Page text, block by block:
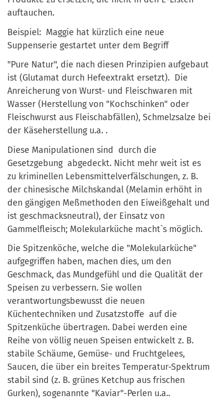
auftauchen.
Beispiel: Maggie hat kürzlich eine neue
Suppenserie gestartet unter dem Begriff
"Pure Natur", die nach diesen Prinzipien aufgebaut
ist (Glutamat durch Hefeextrakt ersetzt). Die
Anreicherung von Wurst- und Fleischwaren mit
Wasser (Herstellung von "Kochschinken" oder
Fleischwurst aus Fleischabfällen), Schmelzsalze bei
der Käseherstellung u.a. .
Diese Manipulationen sind durch die
Gesetzgebung abgedeckt. Nicht mehr weit ist es
zu kriminellen Lebensmittelverfälschungen, z. B.
der chinesische Milchskandal (Melamin erhöht in
den gängigen Meßmethoden den Eiweißgehalt und
ist geschmacksneutral), der Einsatz von
Gammelfleisch; Molekularküche macht`s möglich.
Die Spitzenköche, welche die "Molekularküche"
aufgegriffen haben, machen dies, um den
Geschmack, das Mundgefühl und die Qualität der
Speisen zu verbessern. Sie wollen
verantwortungsbewusst die neuen
Küchentechniken und Zusatzstoffe auf die
Spitzenküche übertragen. Dabei werden eine
Reihe von völlig neuen Speisen entwickelt z. B.
stabile Schäume, Gemüse- und Fruchtgelees,
Saucen, die über ein breites Temperatur-Spektrum
stabil sind (z. B. grünes Ketchup aus frischen
Gurken), sogenannte "Kaviar"-Perlen u.a..